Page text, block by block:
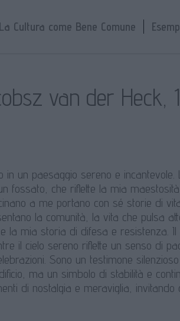
La Cultura come Bene Comune
van der Heck,
un paesaggio sereno e
fossato, che riflette la mia
a me portano con sé storie di
la comunità, la vita che pulsa
la mia storia di difesa e resistenza.
il cielo sereno riflette un senso di
Sono un testimone
ma un simbolo di stabilità e
di nostalgia e meraviglia, invitando